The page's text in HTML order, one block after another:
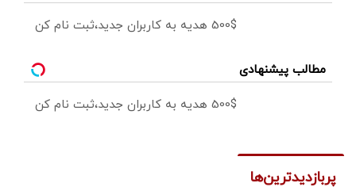
500$ هدیه به کاربران جدید،ثبت نام کن
مطالب پیشنهادی
500$ هدیه به کاربران جدید،ثبت نام کن
پربازدیدترین‌ها